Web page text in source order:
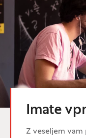
Imate
Z veseljem